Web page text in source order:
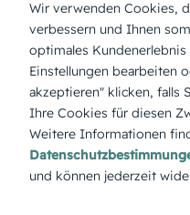
Produktbeschreibung
Geschäftlich
Farbtönen bringen eine
ist ideal für geschäftliche
als auch Herzlichkeit
Wir verwenden Cookies,
verbessern und Ihnen
optimales
Einstellungen bearbeiten
akzeptieren" klicken, falls
Ihre Cookies für diesen
Weitere Informationen
und können jederzeit